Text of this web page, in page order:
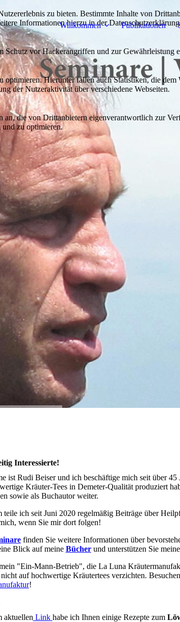
Willkommen Publikationen
Interessierte!
ist Rudi Beiser und ich beschäftige mich seit über
Kräuter-Tees in Demeter-Qualität produziert
sowie als Buchautor weiter.
teile ich seit Juni 2020 regelmäßig Beiträge über
wenn Sie mir dort folgen!
finden Sie weitere Informationen über
Blick auf meine Bücherund unterstützen Sie
"Ein-Mann-Betrieb", die La Luna
auf hochwertige Kräutertees verzichten.
!
aktuellen Link habe ich Ihnen einige Rezepte zum
zu bieten. Bestimmte Inhalte von
Informationen hierzu in der
vor Hackerangriffen und zur Gewährleistung
Hierunter fallen auch Statistiken, die
der Nutzeraktivität über verschiedene Webseiten.
die von Drittanbietern eigenverantwortlich zur
zu optimieren.